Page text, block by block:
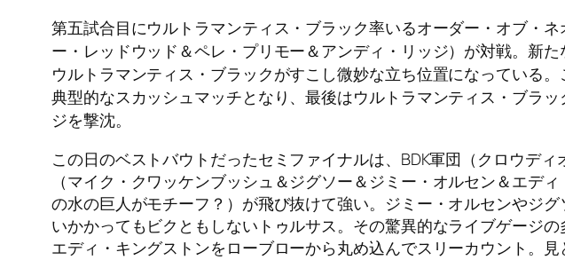
第五試合目にウルトラマンティス・ブラック率いるオーダー・オブ・
ー・レッドウッド＆ペレ・プリモー＆アンディ・リッジ）が対戦。新
ウルトラマンティス・ブラックがすこし微妙な立ち位置になっている
典型的なスカッシュマッチとなり、最後はウルトラマンティス・ブラ
ジを撃沈。
この日のベストバウトだったセミファイナルは、BDK軍団（クロウデ
（マイク・クワッケンブッシュ＆ジグソー＆ジミー・オルセン＆エデ
の水の巨人がモチーフ？）が飛び抜けて強い。ジミー・オルセンやジ
いかかってもビクともしないトゥルサス。その驚異的なライブゲージ
エディ・キングストンをローブローから丸め込んでスリーカウント。見